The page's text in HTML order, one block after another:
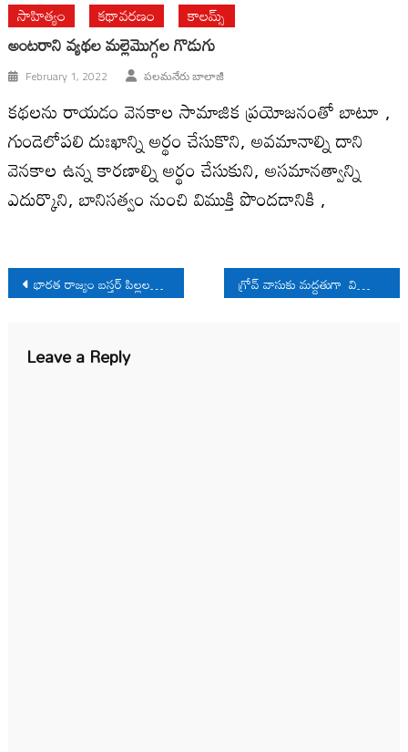
సాహిత్యం కథావరణం కాలమ్స్
అంట‌రాని వ్య‌థ‌ల మ‌ల్లెమొగ్గ‌ల గొడుగు
February 1, 2022 పలమనేరు బాలాజీ
కథలను రాయడం వెనకాల సామాజిక ప్రయోజనంతో బాటూ ,
గుండెలోపలి దుఃఖాన్ని అర్థం చేసుకొని, అవమానాల్ని దాని
వెనకాల ఉన్న కారణాల్ని అర్థం చేసుకుని, అసమానత్వాన్ని
ఎదుర్కొని, బానిసత్వం నుంచి విముక్తి పొందడానికి ,
Post
navigation
భారత రాజ్యం బస్తర్ పిల్లలను ఎలా చంపుతోంది? గ్రోవ్ వాసుకు మద్దతుగా విద్యార్థి సంఘాలు
Leave a Reply